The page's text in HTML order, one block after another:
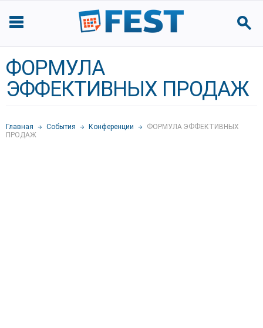
ФОРМУЛА
ЭФФЕКТИВНЫХ ПРОДАЖ
Главная События Конференции
ФОРМУЛА ЭФФЕКТИВНЫХ
ПРОДАЖ